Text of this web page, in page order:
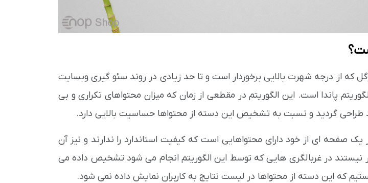
که از درجه شهرت بالایی برخوردار است و تا حد زیادی در روند سئو گیری وبسایت
پاندا است. این الگوریتم در مقطعی از زمان که میزان محتواهای تکراری و بی
طراحی گردید و نسبت به تشخیص این دسته از محتواها حساسیت بالایی دارد.
صفحه ای از خود دارای محتواهایی است که کیفیت استاندارد را ندارند و نیز آن
نیستند در غربالگری هایی که توسط این الگوریتم انجام می شود تشخیص داده می
که این دسته از محتواها در لیست نتایج به کاربران نمایش داده نمی شود.